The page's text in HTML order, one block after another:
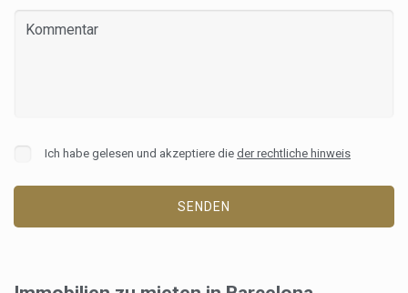
Ich habe gelesen und akzeptiere die der rechtliche hinweis
SENDEN